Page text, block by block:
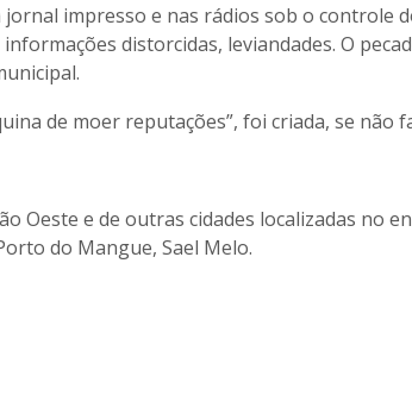
jornal impresso e nas rádios sob o controle
distorcidas, leviandades. O
de moer reputações”, foi criada, se
Oeste e de outras cidades localizadas no
do Mangue, Sael Melo.